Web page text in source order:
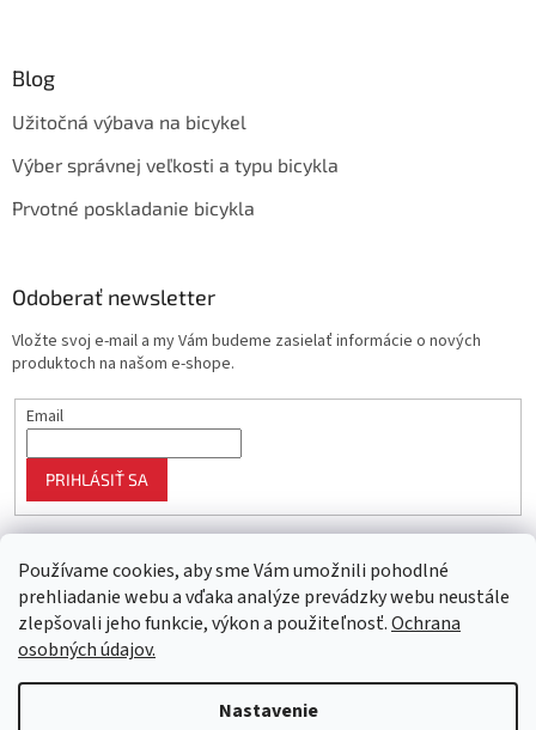
Používame cookies, aby sme Vám umožnili pohodlné
prehliadanie webu a vďaka analýze prevádzky webu neustále
zlepšovali jeho funkcie, výkon a použiteľnosť.Ochrana
osobných údajov.
Nastavenie
Blog
Užitočná výbava na bicykel
Výber správnej veľkosti a typu bicykla
Prvotné poskladanie bicykla
Odoberať newsletter
Vložte svoj e-mail a my Vám budeme zasielať informácie o nových
produktoch na našom e-shope.
Email
PRIHLÁSIŤ SA
Vytvoril Shoptet